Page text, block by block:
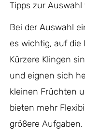
Tipps zur
Bei der Auswahl
es wichtig, auf die
Kürzere Klingen
und eignen sich
kleinen Früchten
bieten mehr
größere